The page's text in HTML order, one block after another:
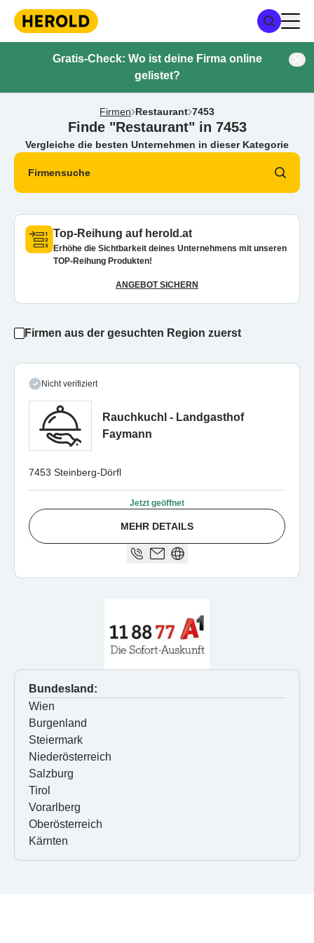
Gratis-Check: Wo ist deine Firma online
gelistet?
Firmen Restaurant 7453
Finde "Restaurant" in 7453
Vergleiche die besten Unternehmen in dieser Kategorie
Firmensuche
Top-Reihung auf herold.at
Erhöhe die Sichtbarkeit deines Unternehmens mit unseren
TOP-Reihung Produkten!
ANGEBOT SICHERN
Firmen aus der gesuchten Region zuerst
Nicht verifiziert
Rauchkuchl - Landgasthof
Faymann
7453 Steinberg-Dörfl
Jetzt geöffnet
MEHR DETAILS
Bundesland:
Wien
Burgenland
Steiermark
Niederösterreich
Salzburg
Tirol
Vorarlberg
Oberösterreich
Kärnten